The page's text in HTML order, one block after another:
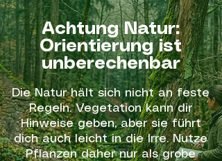
Achtung Natur:
Orientierung ist
unberechenbar
Die Natur hält sich nicht an feste
Regeln. Vegetation kann dir
Hinweise geben, aber sie führt
dich auch leicht in die Irre. Nutze
Pflanzen daher nur als grobe